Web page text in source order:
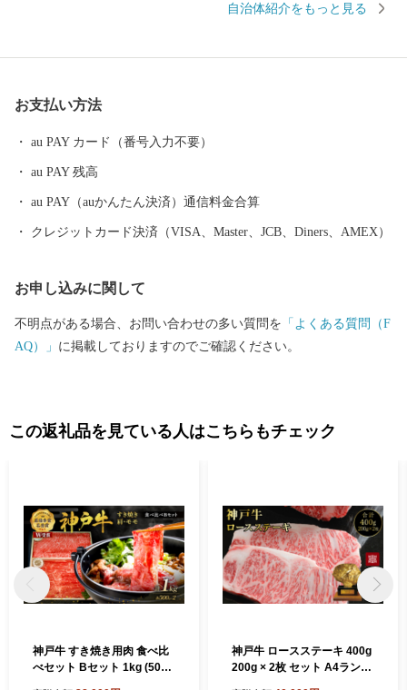
き、週末は近隣からも山登りやBBQを楽しむ人々が集います。ま
自治体紹介をもっと見る
お支払い方法
au PAY カード（番号入力不要）
au PAY 残高
au PAY（auかんたん決済）通信料金合算
クレジットカード決済（VISA、Master、JCB、Diners、AMEX）
お申し込みに関して
不明点がある場合、お問い合わせの多い質問を 「よくある質問（F
AQ）」 に掲載しておりますのでご確認ください。
この返礼品を見ている人はこちらもチェック
神戸牛 すき焼き用肉 食べ比
べセット Bセット 1kg (500g
神戸牛 ロースステーキ 400g
200g × 2枚 セット A4ランク